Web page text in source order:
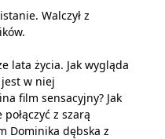
Walczył z
lata życia. Jak wygląda
jest w niej
film sensacyjny? Jak
z szarą
Dominika dębska z